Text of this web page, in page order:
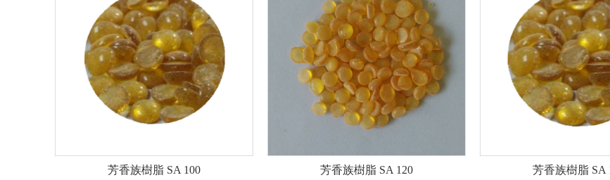
芳香族樹脂 SA 100 芳香族樹脂 SA 120 芳香族樹脂 SA